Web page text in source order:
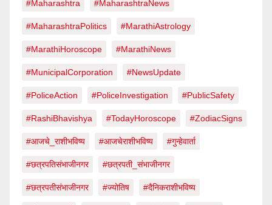
#Maharashtra #MaharashtraNews
#MaharashtraPolitics #MarathiAstrology
#MarathiHoroscope #MarathiNews
#MunicipalCorporation #NewsUpdate
#PoliceAction #PoliceInvestigation #PublicSafety
#RashiBhavishya #TodayHoroscope #ZodiacSigns
#आजचे_राशीभविष्य #आजचेराशीभविष्य #गुन्हेवार्ता
#छत्रपतिसंभाजीनगर #छत्रपती_संभाजीनगर
#छत्रपतीसंभाजीनगर #ज्योतिष #दैनिकराशीभविष्य